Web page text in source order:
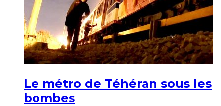
Le métro de Téhéran sous les
bombes